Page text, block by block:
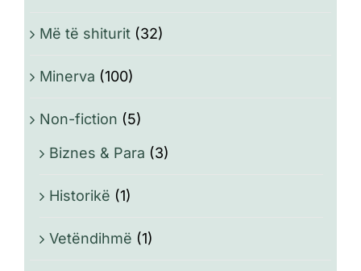
Më të shiturit (32)
Minerva (100)
Non-fiction (5)
Biznes & Para (3)
Historikë (1)
Vetëndihmë (1)